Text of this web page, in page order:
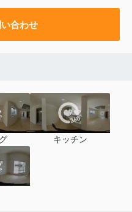
合わせ
キッチン